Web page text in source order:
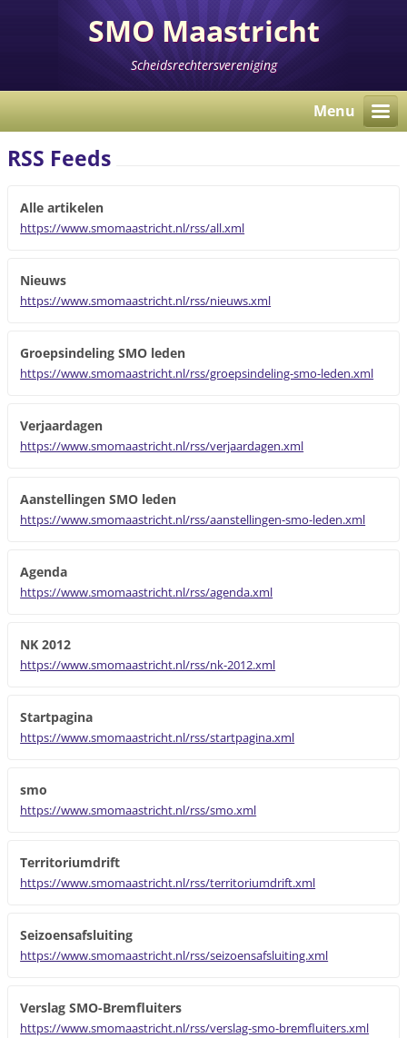
SMO Maastricht
Scheidsrechtersvereniging
Menu
RSS Feeds
Alle artikelen
https://www.smomaastricht.nl/rss/all.xml
Nieuws
https://www.smomaastricht.nl/rss/nieuws.xml
Groepsindeling SMO leden
https://www.smomaastricht.nl/rss/groepsindeling-smo-leden.xml
Verjaardagen
https://www.smomaastricht.nl/rss/verjaardagen.xml
Aanstellingen SMO leden
https://www.smomaastricht.nl/rss/aanstellingen-smo-leden.xml
Agenda
https://www.smomaastricht.nl/rss/agenda.xml
NK 2012
https://www.smomaastricht.nl/rss/nk-2012.xml
Startpagina
https://www.smomaastricht.nl/rss/startpagina.xml
smo
https://www.smomaastricht.nl/rss/smo.xml
Territoriumdrift
https://www.smomaastricht.nl/rss/territoriumdrift.xml
Seizoensafsluiting
https://www.smomaastricht.nl/rss/seizoensafsluiting.xml
Verslag SMO-Bremfluiters
https://www.smomaastricht.nl/rss/verslag-smo-bremfluiters.xml